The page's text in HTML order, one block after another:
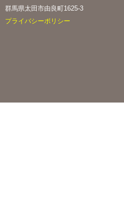
群馬県太田市由良町1625-3
プライバシーポリシー